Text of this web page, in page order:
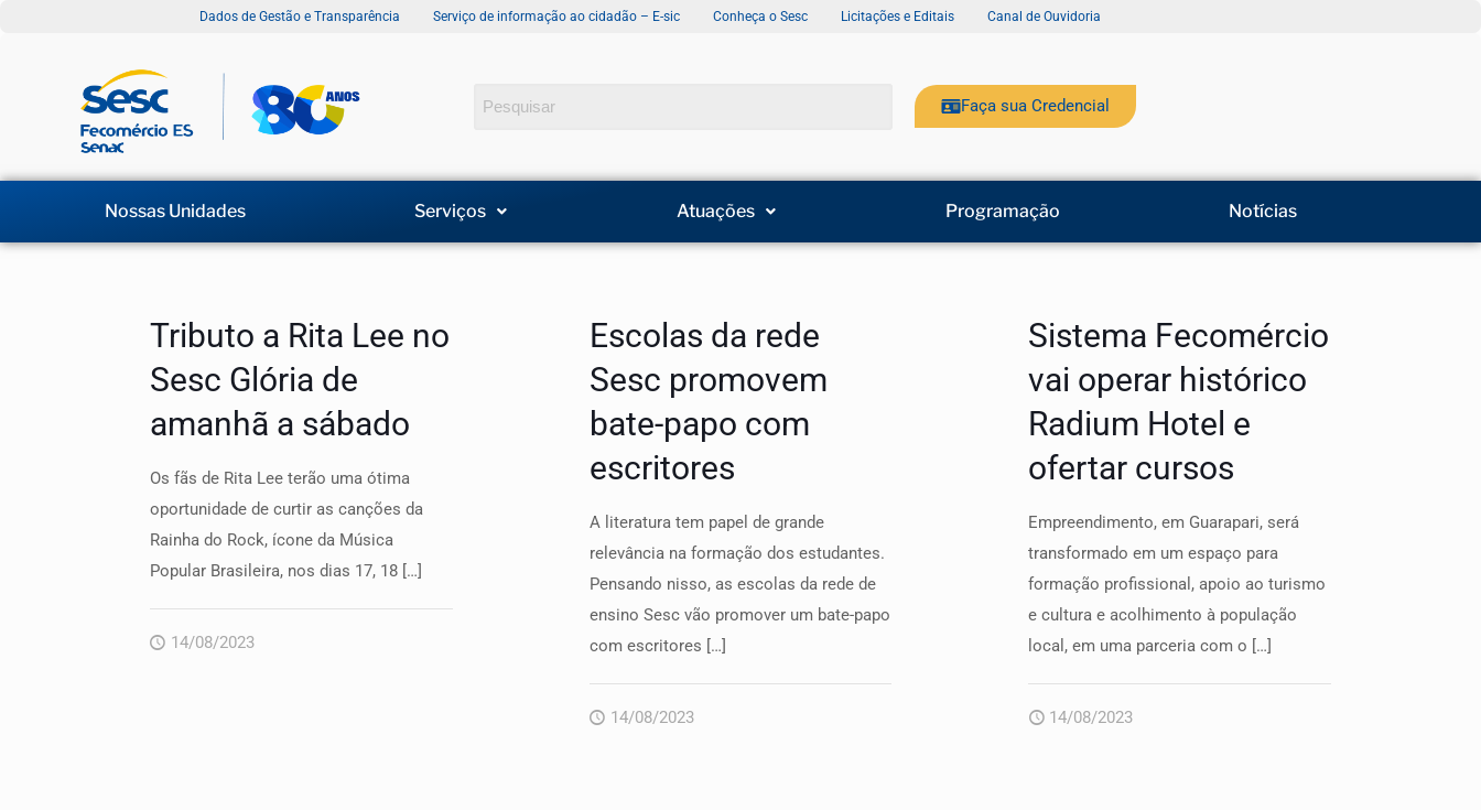
Dados de Gestão e Transparência Serviço de informação ao cidadão – E-sic Conheça o Sesc Licitações e Editais Canal de Ouvidoria
Faça sua Credencial
Nossas Unidades Serviços Atuações Programação Notícias
Tributo a Rita Lee no
Sesc Glória de
amanhã a sábado
Os fãs de Rita Lee terão uma ótima
oportunidade de curtir as canções da
Rainha do Rock, ícone da Música
Popular Brasileira, nos dias 17, 18[…]
14/08/2023
Escolas da rede
Sesc promovem
bate-papo com
escritores
A literatura tem papel de grande
relevância na formação dos estudantes.
Pensando nisso, as escolas da rede de
ensino Sesc vão promover um bate-papo
com escritores […]
14/08/2023
Sistema Fecomércio
vai operar histórico
Radium Hotel e
ofertar cursos
Empreendimento, em Guarapari, será
transformado em um espaço para
formação profissional, apoio ao turismo
e cultura e acolhimento à população
local, em uma parceria com o […]
14/08/2023